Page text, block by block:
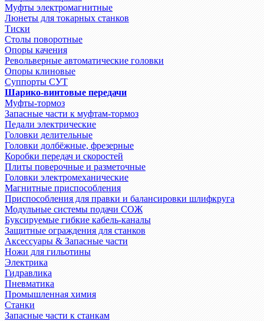
Муфты электромагнитные
Люнеты для токарных станков
Тиски
Столы поворотные
Опоры качения
Револьверные автоматические головки
Опоры клиновые
Суппорты СУТ
Шарико-винтовые передачи
Муфты-тормоз
Запасные части к муфтам-тормоз
Педали электрические
Головки делительные
Головки долбёжные, фрезерные
Коробки передач и скоростей
Плиты поверочные и разметочные
Головки электромеханические
Магнитные приспособления
Приспособления для правки и балансировки шлифкруга
Модульные системы подачи СОЖ
Буксируемые гибкие кабель-каналы
Защитные ограждения для станков
Аксессуары & Запасные части
Ножи для гильотины
Электрика
Гидравлика
Пневматика
Промышленная химия
Станки
Запасные части к станкам